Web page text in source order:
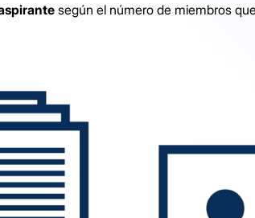
según el número de miembros